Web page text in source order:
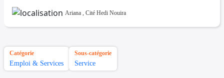
Ariana , Cité Hedi Nouira
Catégorie
Emploi & Services
Sous-catégorie
Service